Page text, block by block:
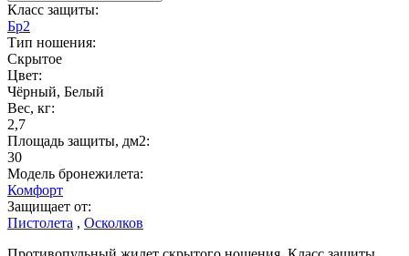
Класс защиты:
Бр2
Тип ношения:
Скрытое
Цвет:
Чёрный, Белый
Вес, кг:
2,7
Площадь защиты, дм2:
30
Модель бронежилета:
Комфорт
Защищает от:
Пистолета , Осколков